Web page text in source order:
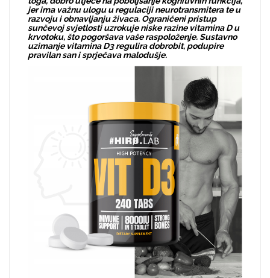
jer ima važnu ulogu u regulaciji neurotransmitera te u
razvoju i obnavljanju živaca. Ograničeni pristup
sunčevoj svjetlosti uzrokuje niske razine vitamina D u
krvotoku, što pogoršava vaše raspoloženje. Sustavno
uzimanje vitamina D3 regulira dobrobit, podupire
pravilan san i sprječava malodušje.